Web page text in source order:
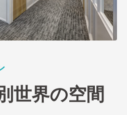
世界の空間